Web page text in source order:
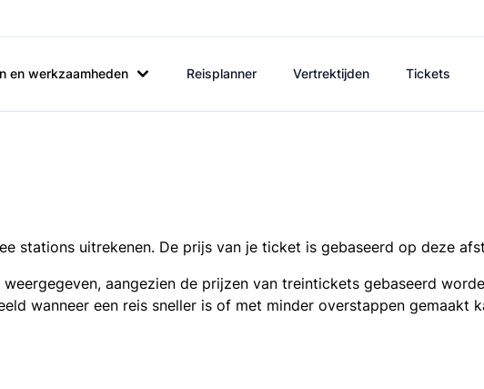
en werkzaamheden Reisplanner Vertrektijden Tickets
stations uitrekenen. De prijs van je ticket is gebaseerd op deze
aangezien de prijzen van treintickets gebaseerd
wanneer een reis sneller is of met minder overstappen gemaakt